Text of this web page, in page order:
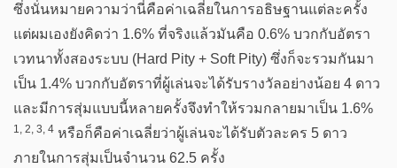
ซึ่งนั่นหมายความว่านี่คือค่าเฉลี่ยในการอธิษฐานแต่ละครั้ง
แต่ผมเองยังคิดว่า 1.6% ที่จริงแล้วมันคือ 0.6% บวกกับอัตรา
เวทนาทั้งสองระบบ (Hard Pity + Soft Pity) ซึ่งก็จะรวมกันมา
เป็น 1.4% บวกกับอัตราที่ผู้เล่นจะได้รับรางวัลอย่างน้อย 4 ดาว
และมีการสุ่มแบบนี้หลายครั้งจึงทำให้รวมกลายมาเป็น 1.6%
1, 2, 3, 4 หรือก็คือค่าเฉลี่ยว่าผู้เล่นจะได้รับตัวละคร 5 ดาว
ภายในการสุ่มเป็นจำนวน 62.5 ครั้ง